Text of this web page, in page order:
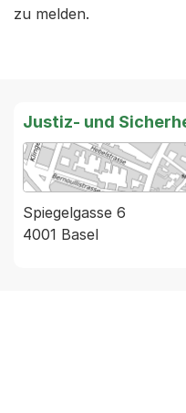
zu melden.
Justiz- und
Spiegelgasse 6
4001 Basel